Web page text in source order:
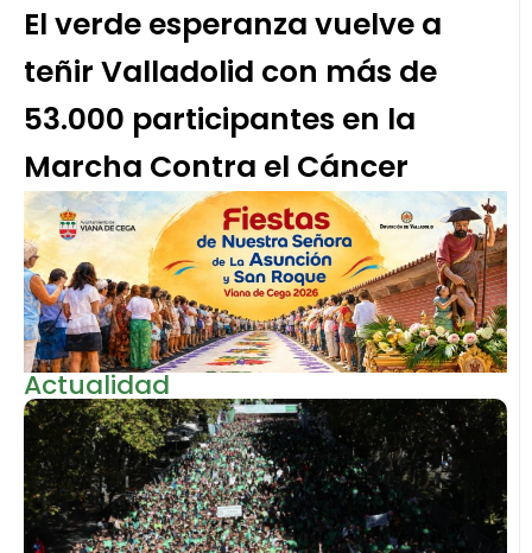
El verde esperanza vuelve a
teñir Valladolid con más de
53.000 participantes en la
Marcha Contra el Cáncer
Actualidad